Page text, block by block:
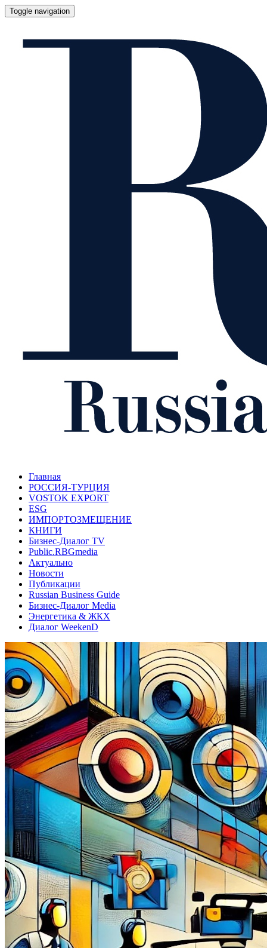
Toggle navigation
Главная
РОССИЯ-ТУРЦИЯ
VOSTOK EXPORT
ESG
ИМПОРТОЗМЕЩЕНИЕ
КНИГИ
Бизнес-Диалог TV
Public.RBGmedia
Актуально
Новости
Публикации
Russian Business Guide
Бизнес-Диалог Media
Энергетика & ЖКХ
Диалог WeekenD